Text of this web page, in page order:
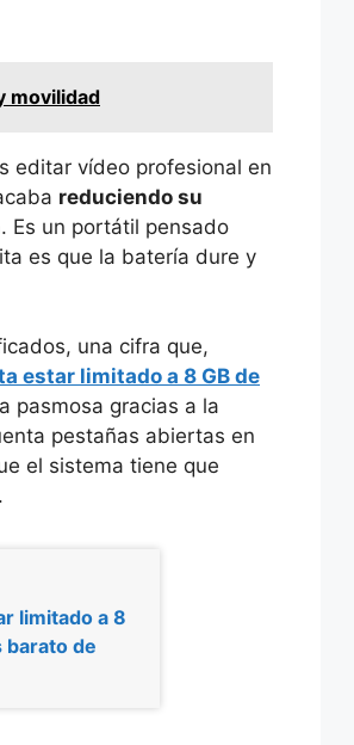
movilidad
editar vídeo profesional en
reduciendo su
Es un portátil pensado
es que la batería dure y
una cifra que,
estar limitado a 8 GB de
pasmosa gracias a la
pestañas abiertas en
el sistema tiene que
limitado a 8
barato de